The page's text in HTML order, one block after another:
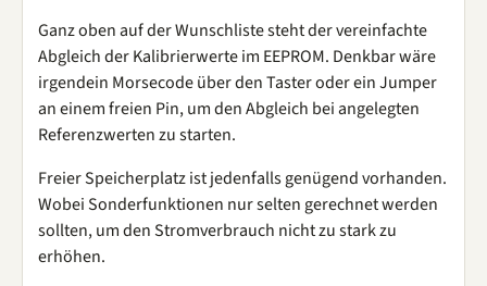
Ganz oben auf der Wunschliste steht der vereinfachte
Abgleich der Kalibrierwerte im EEPROM. Denkbar wäre
irgendein Morsecode über den Taster oder ein Jumper
an einem freien Pin, um den Abgleich bei angelegten
Referenzwerten zu starten.
Freier Speicherplatz ist jedenfalls genügend vorhanden.
Wobei Sonderfunktionen nur selten gerechnet werden
sollten, um den Stromverbrauch nicht zu stark zu
erhöhen.